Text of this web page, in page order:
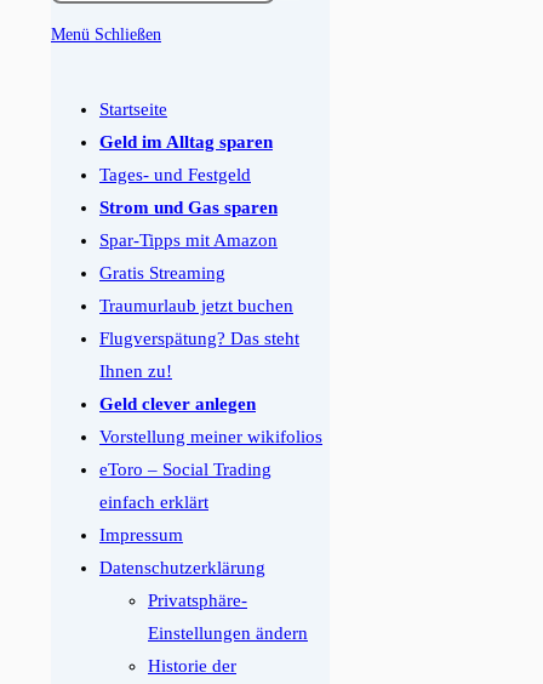
Menü Schließen
Button
einzuklappen
Startseite
Geld im Alltag sparen
Tages- und Festgeld
Strom und Gas sparen
Spar-Tipps mit Amazon
Gratis Streaming
Traumurlaub jetzt buchen
Flugverspätung? Das steht
Ihnen zu!
Geld clever anlegen
Vorstellung meiner wikifolios
eToro – Social Trading
einfach erklärt
Impressum
Datenschutzerklärung
Privatsphäre-
Einstellungen ändern
Historie der